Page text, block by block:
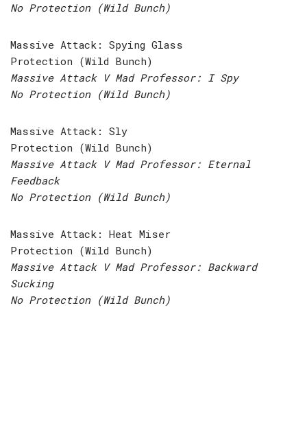
No Protection (Wild Bunch)
Massive Attack: Spying Glass
Protection (Wild Bunch)
Massive Attack V Mad Professor: I Spy
No Protection (Wild Bunch)
Massive Attack: Sly
Protection (Wild Bunch)
Massive Attack V Mad Professor: Eternal
Feedback
No Protection (Wild Bunch)
Massive Attack: Heat Miser
Protection (Wild Bunch)
Massive Attack V Mad Professor: Backward
Sucking
No Protection (Wild Bunch)